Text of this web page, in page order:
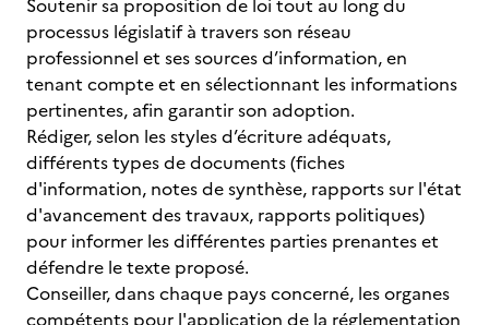
Soutenir sa proposition de loi tout au long du
processus législatif à travers son réseau
professionnel et ses sources d’information, en
tenant compte et en sélectionnant les informations
pertinentes, afin garantir son adoption.
Rédiger, selon les styles d’écriture adéquats,
différents types de documents (fiches
d'information, notes de synthèse, rapports sur l'état
d'avancement des travaux, rapports politiques)
pour informer les différentes parties prenantes et
défendre le texte proposé.
Conseiller, dans chaque pays concerné, les organes
compétents pour l'application de la réglementation